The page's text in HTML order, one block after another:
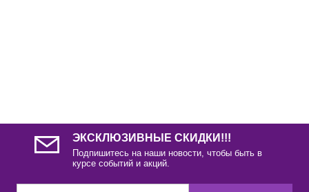
ЭКСКЛЮЗИВНЫЕ СКИДКИ!!!
Подпишитесь на наши новости, чтобы быть в
курсе событий и акций.